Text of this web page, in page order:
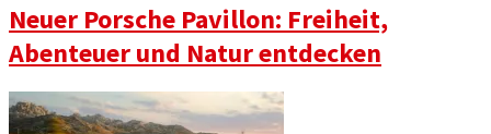
Neuer Porsche Pavillon: Freiheit,
Abenteuer und Natur entdecken